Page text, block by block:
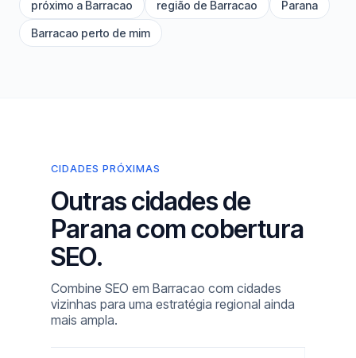
próximo a Barracao região de Barracao Parana
Barracao perto de mim
CIDADES PRÓXIMAS
Outras cidades de
Parana com cobertura
SEO.
Combine SEO em Barracao com cidades
vizinhas para uma estratégia regional ainda
mais ampla.